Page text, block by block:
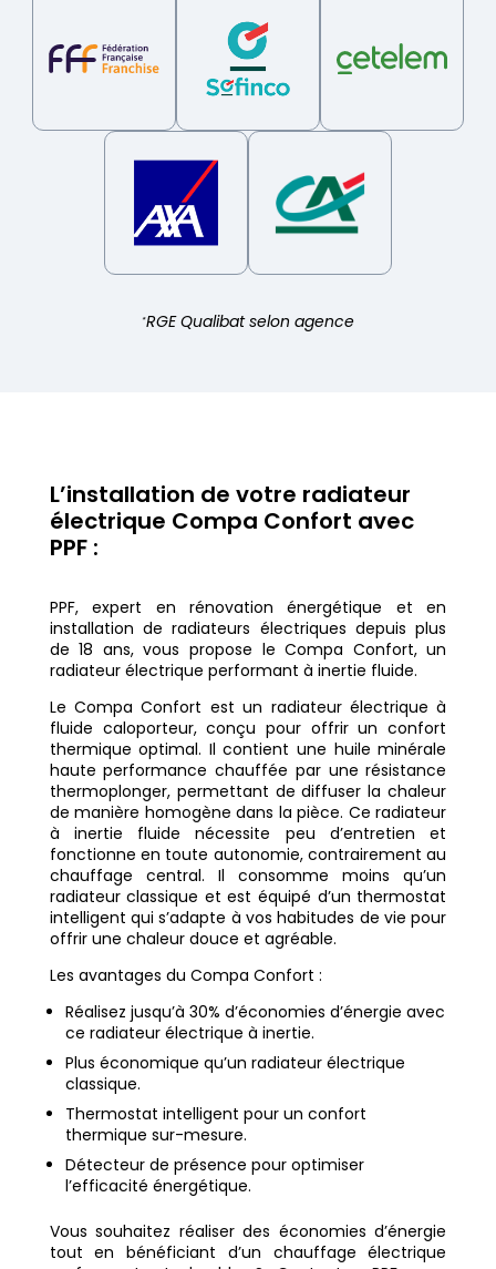
*RGE Qualibat selon agence
L’installation de votre radiateur
électrique Compa Confort avec
PPF :
PPF, expert en rénovation énergétique et en
installation de radiateurs électriques depuis plus
de 18 ans, vous propose le Compa Confort, un
radiateur électrique performant à inertie fluide.
Le Compa Confort est un radiateur électrique à
fluide caloporteur, conçu pour offrir un confort
thermique optimal. Il contient une huile minérale
haute performance chauffée par une résistance
thermoplonger, permettant de diffuser la chaleur
de manière homogène dans la pièce. Ce radiateur
à inertie fluide nécessite peu d’entretien et
fonctionne en toute autonomie, contrairement au
chauffage central. Il consomme moins qu’un
radiateur classique et est équipé d’un thermostat
intelligent qui s’adapte à vos habitudes de vie pour
offrir une chaleur douce et agréable.
Les avantages du Compa Confort :
Réalisez jusqu’à 30% d’économies d’énergie avec
ce radiateur électrique à inertie.
Plus économique qu’un radiateur électrique
classique.
Thermostat intelligent pour un confort
thermique sur-mesure.
Détecteur de présence pour optimiser
l’efficacité énergétique.
Vous souhaitez réaliser des économies d’énergie
tout en bénéficiant d’un chauffage électrique